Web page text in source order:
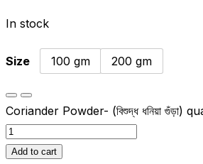
In stock
Size 100 gm 200 gm
Coriander Powder- (বিশুদ্ধ ধনিয়া গুঁড়া)
Add to cart